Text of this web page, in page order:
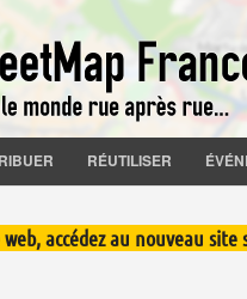
RÉUTILISER
accédez au nouveau site